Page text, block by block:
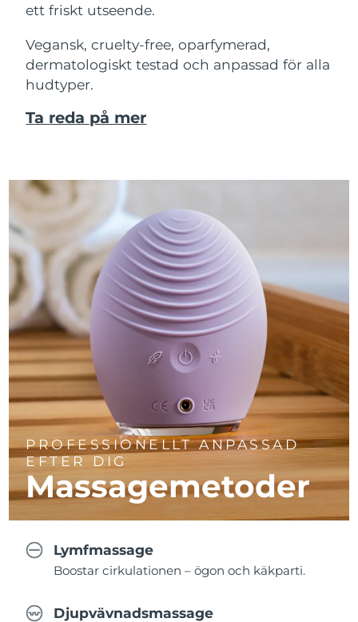
ett friskt utseende.
Vegansk, cruelty-free, oparfymerad,
dermatologiskt testad och anpassad för alla
hudtyper.
Ta reda på mer
PROFESSIONELLT ANPASSAD
EFTER DIG
Massagemetoder
Lymfmassage
Boostar cirkulationen – ögon och käkparti.
Djupvävnadsmassage